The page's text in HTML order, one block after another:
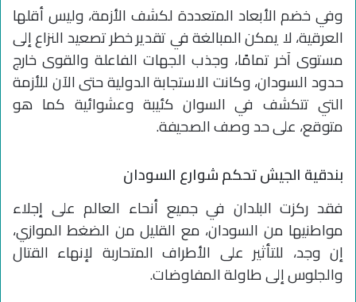
وفي خضم الأبعاد المتعددة لكشف الأزمة، وليس أقلها
العرقية، لا يمكن المبالغة في تقدير خطر تصعيد النزاع إلى
مستوى آخر تمامًا، وجذب الجهات الفاعلة والقوى خارج
حدود السودان، وكانت الاستجابة الدولية حتى الآن للأزمة
التي تتكشف في السوان كئيبة وعشوائية كما هو
متوقع، على حد وصف الصحيفة.
بندقية الجيش تحكم شوارع السودان
فقد ركزت البلدان في جميع أنحاء العالم على إجلاء
مواطنيها من السودان، مع القليل من الضغط الموازي،
إن وجد، للتأثير على الأطراف المتحاربة لإنهاء القتال
والجلوس إلى طاولة المفاوضات.